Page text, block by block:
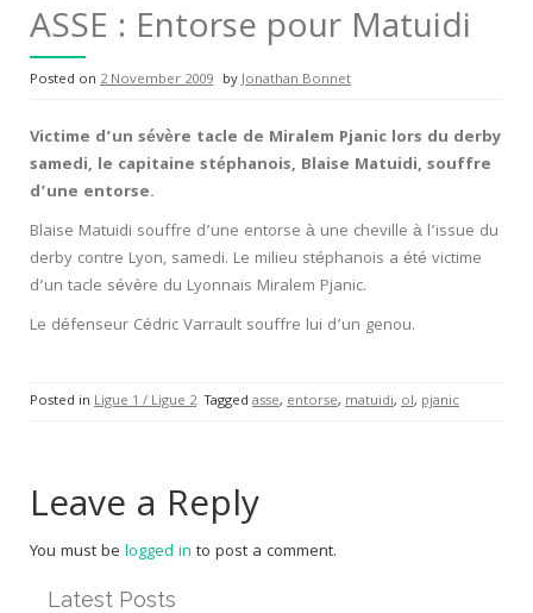
ASSE : Entorse pour Matuidi
Posted on 2 November 2009 byJonathan Bonnet
Victime d’un sévère tacle de Miralem Pjanic lors du derby
samedi, le capitaine stéphanois, Blaise Matuidi, souffre
d’une entorse.
Blaise Matuidi souffre d’une entorse à une cheville à l’issue du
derby contre Lyon, samedi. Le milieu stéphanois a été victime
d’un tacle sévère du Lyonnais Miralem Pjanic.
Le défenseur Cédric Varrault souffre lui d’un genou.
Posted in Ligue 1 / Ligue 2 Tagged asse, entorse, matuidi, ol, pjanic
Leave a Reply
You must be logged in to post a comment.
Latest Posts